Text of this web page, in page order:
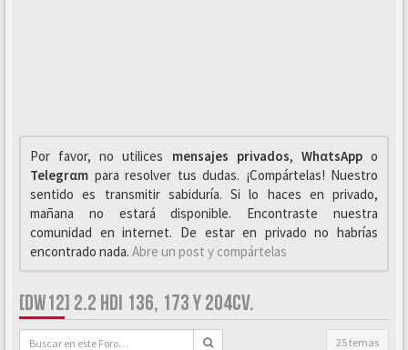
Por favor, no utilices mensajes privados, WhαtsAppo
Telegrαm para resolver tus dudas. ¡Compártelas! Nuestro
sentido es transmitir sabiduría. Si lo haces en privado,
mañana no estará disponible. Encontraste nuestra
comunidad en internet. De estar en privado no habrías
encontrado nada. Abre un post y compártelas
[DW12] 2.2 HDI 136, 173 Y 204CV.
25 temas